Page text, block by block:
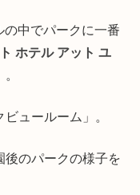
中でパークに一番
ホテル アット ユ
。
ュールーム」。
後のパークの様子を